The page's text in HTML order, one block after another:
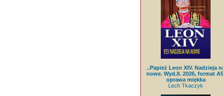
..Papież Leon XIV. Nadzieja
nowe. Wyd.II. 2026, format
oprawa miękka
Lech Tkaczyk